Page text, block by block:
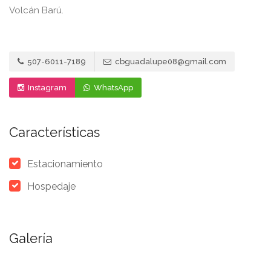
Volcán Barú.
507-6011-7189 cbguadalupe08@gmail.com
Instagram WhatsApp
Características
Estacionamiento
Hospedaje
Galería